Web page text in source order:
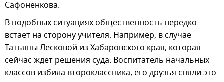
Сафоненкова.
В подобных ситуациях общественность нередко
встает на сторону учителя. Например, в случае
Татьяны Лесковой из Хабаровского края, которая
сейчас ждет решения суда. Воспитатель начальных
классов избила второклассника, его друзья сняли это